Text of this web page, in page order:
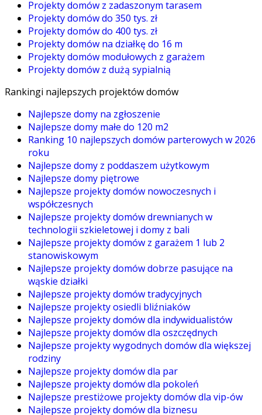
Projekty domów z zadaszonym tarasem
Projekty domów do 350 tys. zł
Projekty domów do 400 tys. zł
Projekty domów na działkę do 16 m
Projekty domów modułowych z garażem
Projekty domów z dużą sypialnią
Rankingi najlepszych projektów domów
Najlepsze domy na zgłoszenie
Najlepsze domy małe do 120 m2
Ranking 10 najlepszych domów parterowych w 2026
roku
Najlepsze domy z poddaszem użytkowym
Najlepsze domy piętrowe
Najlepsze projekty domów nowoczesnych i
współczesnych
Najlepsze projekty domów drewnianych w
technologii szkieletowej i domy z bali
Najlepsze projekty domów z garażem 1 lub 2
stanowiskowym
Najlepsze projekty domów dobrze pasujące na
wąskie działki
Najlepsze projekty domów tradycyjnych
Najlepsze projekty osiedli bliźniaków
Najlepsze projekty domów dla indywidualistów
Najlepsze projekty domów dla oszczędnych
Najlepsze projekty wygodnych domów dla większej
rodziny
Najlepsze projekty domów dla par
Najlepsze projekty domów dla pokoleń
Najlepsze prestiżowe projekty domów dla vip-ów
Najlepsze projekty domów dla biznesu